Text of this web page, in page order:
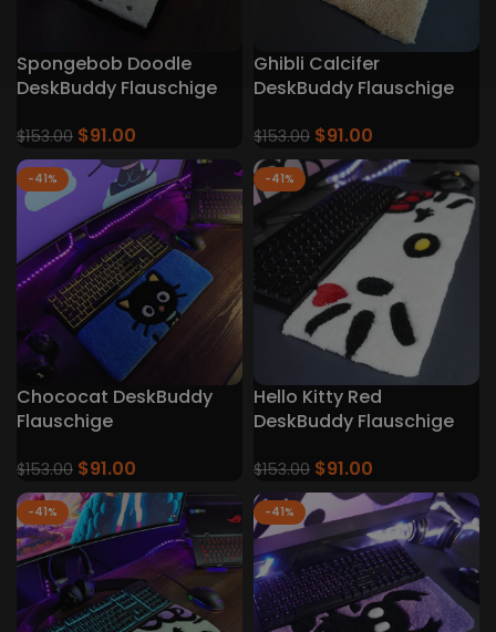
Spongebob Doodle
DeskBuddy Flauschige
$153.00 $91.00
Ghibli Calcifer
DeskBuddy Flauschige
$153.00 $91.00
-41%
Chococat DeskBuddy
Flauschige
$153.00 $91.00
-41%
Hello Kitty Red
DeskBuddy Flauschige
$153.00 $91.00
-41% -41%